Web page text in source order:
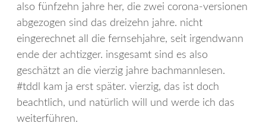
also fünfzehn jahre her, die zwei corona-versionen
abgezogen sind das dreizehn jahre. nicht
eingerechnet all die fernsehjahre, seit irgendwann
ende der achtizger. insgesamt sind es also
geschätzt an die vierzig jahre bachmannlesen.
#tddl kam ja erst später. vierzig, das ist doch
beachtlich, und natürlich will und werde ich das
weiterführen.